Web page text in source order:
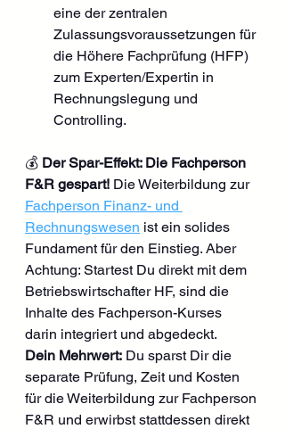
eine der zentralen
Zulassungsvoraussetzungen für
die Höhere Fachprüfung (HFP)
zum Experten/Expertin in
Rechnungslegung und
Controlling.
💰 Der Spar-Effekt: Die Fachperson
F&R gespart! Die Weiterbildung zur
Fachperson Finanz- und
Rechnungswesen ist ein solides
Fundament für den Einstieg. Aber
Achtung: Startest Du direkt mit dem
Betriebswirtschafter HF, sind die
Inhalte des Fachperson-Kurses
darin integriert und abgedeckt.
Dein Mehrwert: Du sparst Dir die
separate Prüfung, Zeit und Kosten
für die Weiterbildung zur Fachperson
F&R und erwirbst stattdessen direkt